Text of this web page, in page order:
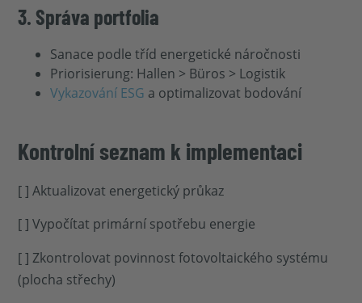
3. Správa portfolia
Sanace podle tříd energetické náročnosti
Priorisierung: Hallen > Büros > Logistik
Vykazování ESG a optimalizovat bodování
Kontrolní seznam k implementaci
[ ] Aktualizovat energetický průkaz
[ ] Vypočítat primární spotřebu energie
[ ] Zkontrolovat povinnost fotovoltaického systému
(plocha střechy)